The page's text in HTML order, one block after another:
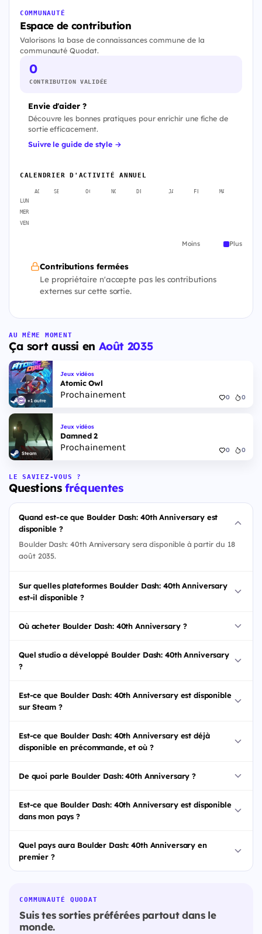
COMMUNAUTÉ
Espace de contribution
Valorisons la base de connaissances commune de la
communauté Quodat.
0
CONTRIBUTION VALIDÉE
Envie d'aider ?
Découvre les bonnes pratiques pour enrichir une fiche de
sortie efficacement.
Suivre le guide de style →
CALENDRIER D'ACTIVITÉ ANNUEL
AOÛT SEPT. OCT. NOV. DÉC. JANV. FÉVR. MARS
LUN
MER
VEN
Moins Plus
Contributions fermées
Le propriétaire n'accepte pas les contributions
externes sur cette sortie.
AU MÊME MOMENT
Ça sort aussi en Août 2035
+1 autre
Jeux vidéos
Atomic Owl
Prochainement 0 0
Steam
Jeux vidéos
Damned 2
Prochainement 0 0
LE SAVIEZ-VOUS ?
Questionsfréquentes
Quand est-ce que Boulder Dash: 40th Anniversary est
disponible ?
Boulder Dash: 40th Anniversary sera disponible à partir du 18
août 2035.
Sur quelles plateformes Boulder Dash: 40th Anniversary
est-il disponible ?
Où acheter Boulder Dash: 40th Anniversary ?
Quel studio a développé Boulder Dash: 40th Anniversary
?
Est-ce que Boulder Dash: 40th Anniversary est disponible
sur Steam ?
Est-ce que Boulder Dash: 40th Anniversary est déjà
disponible en précommande, et où ?
De quoi parle Boulder Dash: 40th Anniversary ?
Est-ce que Boulder Dash: 40th Anniversary est disponible
dans mon pays ?
Quel pays aura Boulder Dash: 40th Anniversary en
premier ?
COMMUNAUTÉ QUODAT
Suis tes sorties préférées partout dans le
monde.